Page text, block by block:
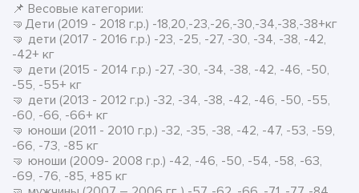
📌 Весовые категории:
🤜Дети (2019 - 2018 г.р.) -18,20,-23,-26,-30,-34,-38,-38+кг
🤜 дети (2017 - 2016 г.р.) -23, -25, -27, -30, -34, -38, -42,
-42+ кг
🤜 дети (2015 - 2014 г.р.) -27, -30, -34, -38, -42, -46, -50,
-55, -55+ кг
🤜 дети (2013 - 2012 г.р.) -32, -34, -38, -42, -46, -50, -55,
-60, -66, -66+ кг
🤜 юноши (2011 - 2010 г.р.) -32, -35, -38, -42, -47, -53, -59,
-66, -73, -85 кг
🤜 юноши (2009- 2008 г.р.) -42, -46, -50, -54, -58, -63,
-69, -76, -85, +85 кг